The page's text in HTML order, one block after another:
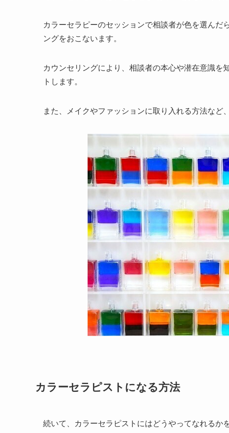
カラーセラピーのセッションで相談者が色を選んだ
ングをおこないます。
カウンセリングにより、相談者の本心や潜在意識
トします。
また、メイクやファッションに取り入れる方法など
カラーセラピストになる方法
続いて、カラーセラピストにはどうやってなれるか